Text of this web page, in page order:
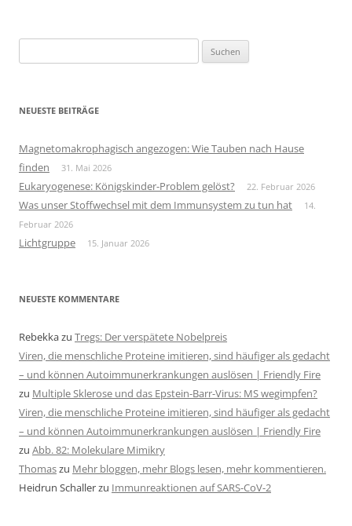
nach:
NEUESTE BEITRÄGE
Magnetomakrophagisch angezogen: Wie Tauben nach Hause
finden
31. Mai 2026
Eukaryogenese: Königskinder-Problem gelöst? 22. Februar 2026
Was unser Stoffwechsel mit dem Immunsystem zu tun hat
14.
Februar 2026
Lichtgruppe 15. Januar 2026
NEUESTE KOMMENTARE
Rebekkazu Tregs: Der verspätete Nobelpreis
Viren, die menschliche Proteine imitieren, sind häufiger als gedacht
– und können Autoimmunerkrankungen auslösen | Friendly Fire
zu Multiple Sklerose und das Epstein-Barr-Virus: MS wegimpfen?
Viren, die menschliche Proteine imitieren, sind häufiger als gedacht
– und können Autoimmunerkrankungen auslösen | Friendly Fire
zu Abb. 82: Molekulare Mimikry
Thomaszu Mehr bloggen, mehr Blogs lesen, mehr kommentieren.
Heidrun Schallerzu Immunreaktionen auf SARS-CoV-2